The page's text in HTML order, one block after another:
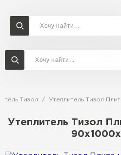
Тизол Утеплитель Тизол
Утеплитель Тизол
Доставка и оплата
Утеплитель
Утеплитель
Утеплитель